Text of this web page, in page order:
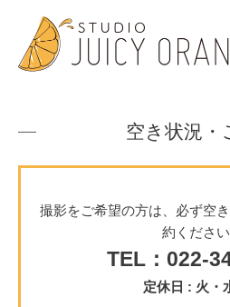
空き状況・
撮影をご希望の方は、必ず空
約ください
TEL：022-
定休日 : 火・